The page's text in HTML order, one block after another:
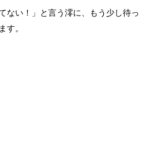
ない！」と言う澪に、もう少し待っ
す。